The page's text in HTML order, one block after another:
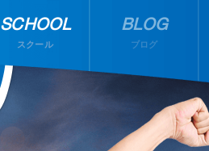
SCHOOL
スクール
BLOG
ブログ